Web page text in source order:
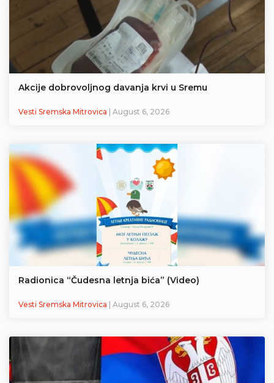
Akcije dobrovoljnog davanja krvi u Sremu
Vesti Sremska Mitrovica | August 6, 2026
Radionica “Čudesna letnja bića” (Video)
Vesti Sremska Mitrovica | August 6, 2026